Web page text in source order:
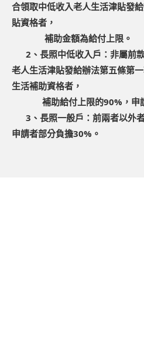
合領取中低收入老人生活津貼發
貼資格者，
補助金額為給付上限。
2、長照中低收入戶：非屬前
老人生活津貼發給辦法第五條第
生活補助資格者，
補助給付上限的90%，申請
3、長照一般戶：前兩者以外
申請者部分負擔30%。